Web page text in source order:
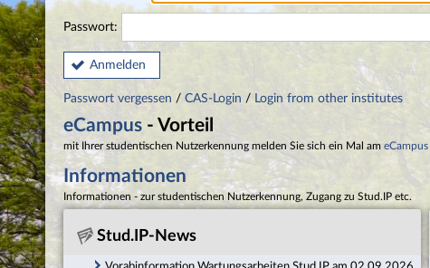
Passwort:
Anmelden
Passwort vergessen / CAS-Login / Login from other institutes
eCampus - Vorteil
mit Ihrer studentischen Nutzerkennung melden Sie sich ein Mal am eCampus
Informationen
Informationen - zur studentischen Nutzerkennung, Zugang zu Stud.IP etc.
Stud.IP-News